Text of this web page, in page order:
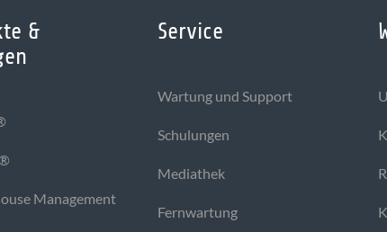
&
Management
Service
Wartung und Support
Schulungen
Mediathek
Fernwartung